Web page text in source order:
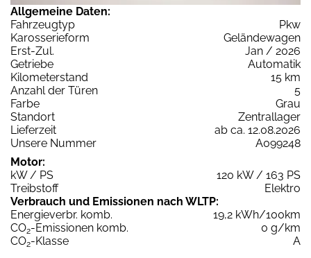
Allgemeine Daten:
Fahrzeugtyp
Pkw
Karosserieform
Geländewagen
Erst-Zul.
Jan / 2026
Getriebe
Automatik
Kilometerstand
15 km
Anzahl der Türen
5
Farbe
Grau
Standort
Zentrallager
Lieferzeit
ab ca. 12.08.2026
Unsere Nummer
A099248
Motor:
kW / PS
120 kW / 163 PS
Treibstoff
Elektro
Verbrauch und Emissionen nach WLTP:
Energieverbr. komb.
19,2 kWh/100km
CO2-Emissionen komb.
0 g/km
CO2-Klasse
A